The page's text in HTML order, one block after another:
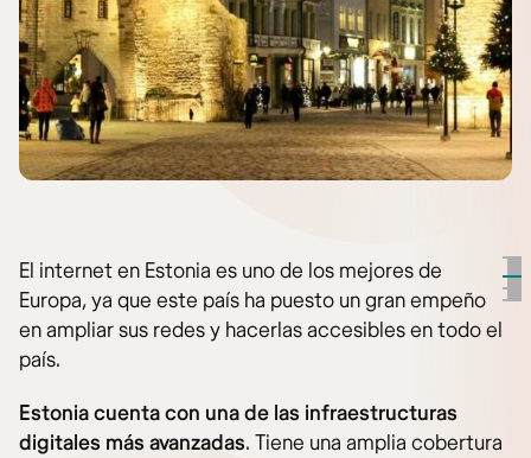
El internet en Estonia es uno de los mejores de
Europa, ya que este país ha puesto un gran empeño
en ampliar sus redes y hacerlas accesibles en todo el
país.
Estonia cuenta con una de las infraestructuras
digitales más avanzadas. Tiene una amplia cobertura